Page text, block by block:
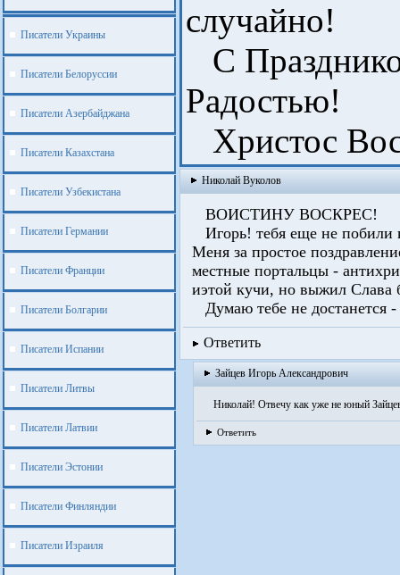
Писатели Украины
Писатели Белоруссии
Писатели Азербайджана
Писатели Казахстана
Писатели Узбекистана
Писатели Германии
Писатели Франции
Писатели Болгарии
Писатели Испании
Писатели Литвы
Писатели Латвии
Писатели Эстонии
Писатели Финляндии
Писатели Израиля
случайно!
С
Радостью!
Христос
Николай Вуколов
ВОИСТИНУ ВОСКРЕС!
Игорь! тебя еще не побили
Меня за простое
местные портальцы -
иэтой кучи, но выжил Слава
Думаю тебе не достанется
Ответить
Зайцев Игорь Александрович
Николай! Отвечу как уже не юный
Ответить